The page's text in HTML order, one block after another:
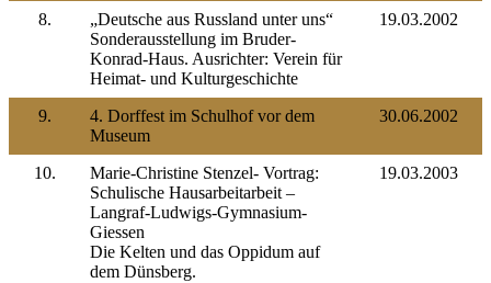
8.
„Deutsche aus Russland unter uns“
Sonderausstellung im Bruder-
Konrad-Haus. Ausrichter: Verein für
Heimat- und Kulturgeschichte
19.03.2002
9.
4. Dorffest im Schulhof vor dem
Museum
30.06.2002
10.
Marie-Christine Stenzel- Vortrag:
Schulische Hausarbeitarbeit –
Langraf-Ludwigs-Gymnasium-
Giessen
Die Kelten und das Oppidum auf
dem Dünsberg.
19.03.2003